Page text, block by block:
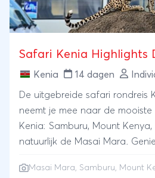
Safari Kenia Highlights
Kenia 14 dagen
De uitgebreide safari rondreis
neemt je mee naar de mooiste
Kenia: Samburu, Mount
natuurlijk de Masai Mara.
eersteklasse lodges. Tenslotte
Masai Mara, Samburu, Mount